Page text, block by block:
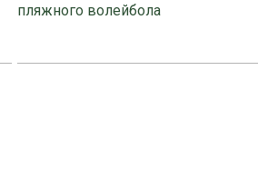
пляжного волейбола